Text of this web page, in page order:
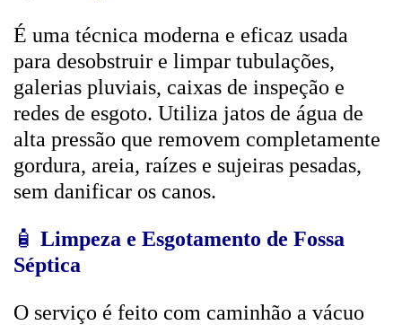
É uma técnica moderna e eficaz usada
para desobstruir e limpar tubulações,
galerias pluviais, caixas de inspeção e
redes de esgoto. Utiliza jatos de água de
alta pressão que removem completamente
gordura, areia, raízes e sujeiras pesadas,
sem danificar os canos.
🧴 Limpeza e Esgotamento de Fossa
Séptica
O serviço é feito com caminhão a vácuo